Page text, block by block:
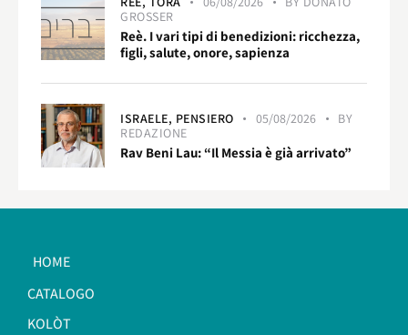
GROSSER
Reè. I vari tipi di benedizioni: ricchezza,
figli, salute, onore, sapienza
ISRAELE, PENSIERO 05/08/2026
BY
REDAZIONE
Rav Beni Lau: “Il Messia è già arrivato”
HOME
CATALOGO
KOLÒT